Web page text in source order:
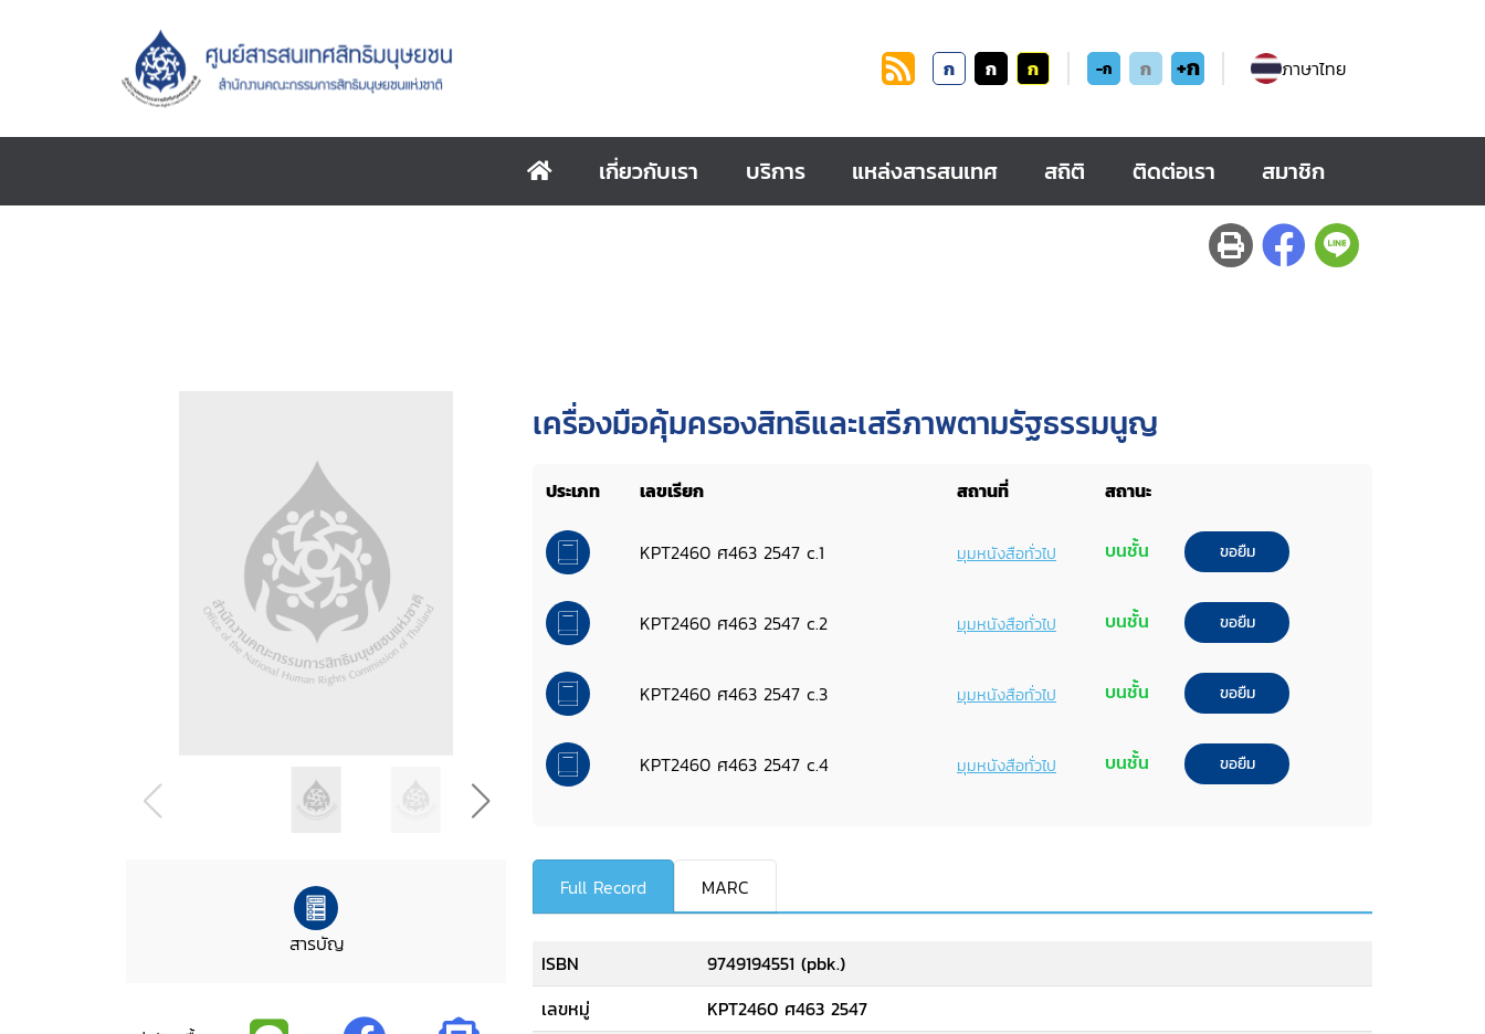
ก ก ก -ก ก +ก ภาษาไทย
เกี่ยวกับเรา บริการ แหล่งสารสนเทศ สถิติ ติดต่อเรา สมาชิก
เครื่องมือคุ้มครองสิทธิและเสรีภาพตามรัฐธรรมนูญ
ประเภท เลขเรียก สถานที่ สถานะ
KPT2460 ศ463 2547 c.1 มุมหนังสือทั่วไป บนชั้น ขอยืม
KPT2460 ศ463 2547 c.2 มุมหนังสือทั่วไป บนชั้น ขอยืม
KPT2460 ศ463 2547 c.3 มุมหนังสือทั่วไป บนชั้น ขอยืม
KPT2460 ศ463 2547 c.4 มุมหนังสือทั่วไป บนชั้น ขอยืม
สารบัญ
Full Record MARC
ISBN
9749194551 (pbk.)
เลขหมู่
KPT2460 ศ463 2547